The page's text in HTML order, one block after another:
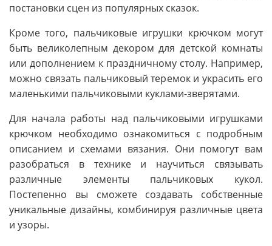
постановки сцен из популярных сказок.
Кроме того, пальчиковые игрушки крючком могут
быть великолепным декором для детской комнаты
или дополнением к праздничному столу. Например,
можно связать пальчиковый теремок и украсить его
маленькими пальчиковыми куклами-зверятами.
Для начала работы над пальчиковыми игрушками
крючком необходимо ознакомиться с подробным
описанием и схемами вязания. Они помогут вам
разобраться в технике и научиться связывать
различные элементы пальчиковых кукол.
Постепенно вы сможете создавать собственные
уникальные дизайны, комбинируя различные цвета
и узоры.